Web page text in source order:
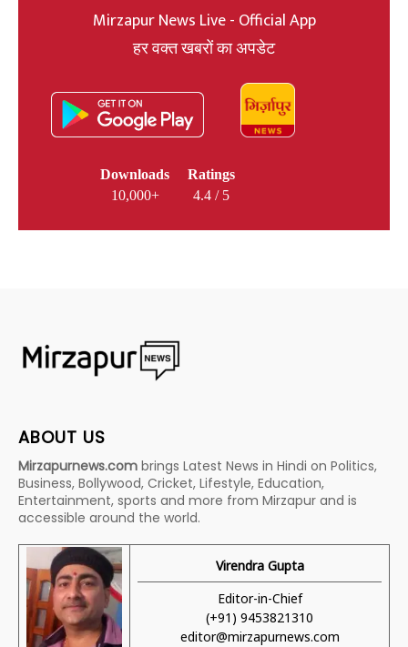
Mirzapur News Live - Official App
हर वक्त खबरों का अपडेट
Downloads
10,000+
Ratings
4.4 / 5
ABOUT US
Mirzapurnews.com brings Latest News in Hindi on Politics,
Business, Bollywood, Cricket, Lifestyle, Education,
Entertainment, sports and more from Mirzapur and is
accessible around the world.
Virendra Gupta
Editor-in-Chief
(+91) 9453821310
editor@mirzapurnews.com